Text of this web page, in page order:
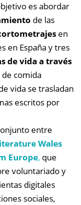
es abordar
de las
en
en España y tres
de vida a través
de comida
vida se trasladan
escritos por
entre
Wales
Europe, que
voluntariado y
digitales
sociales,